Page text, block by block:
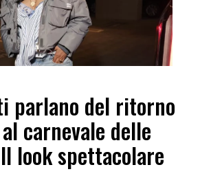
parlano del ritorno
carnevale delle
look spettacolare